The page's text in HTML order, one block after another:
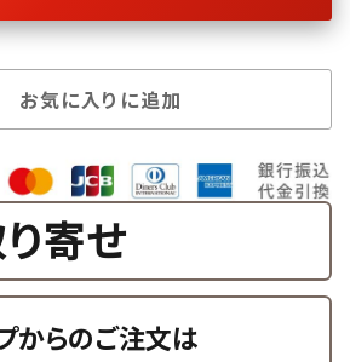
お気に入りに追加
寄せ
からのご注文は